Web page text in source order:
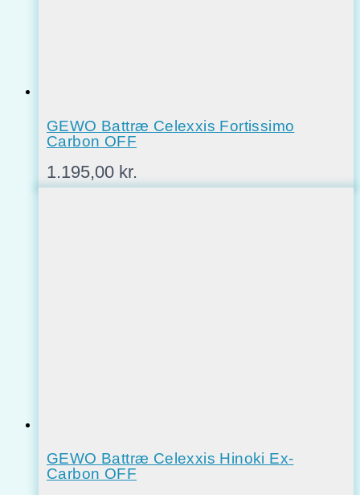
GEWO Battræ Celexxis Fortissimo
Carbon OFF
1.195,00 kr.
GEWO Battræ Celexxis Hinoki Ex-
Carbon OFF